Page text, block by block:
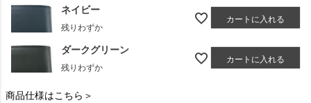
ネイビー
残りわずか
カートに入れる
ダークグリーン
残りわずか
カートに入れる
商品仕様はこちら＞